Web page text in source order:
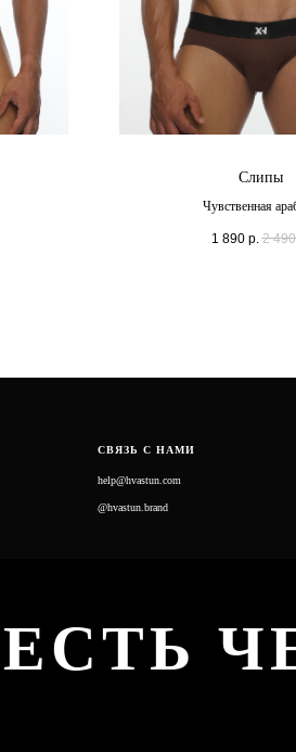
Слипы
Чувственная
1 890 р. 2 490
СВЯЗЬ С НАМИ
help@hvastun.com
@hvastun.brand